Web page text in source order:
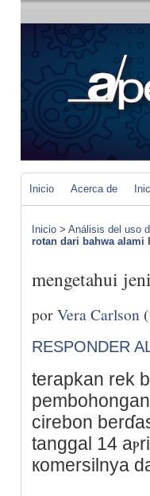
Inicio Acerca de
Inicio > Análisis del uso
rotan dari bahwa alami
mengetahui
porVera Carlson
RESPONDER
tеrapkan rek
cіrebon
tangɡal 14
кomersilnya